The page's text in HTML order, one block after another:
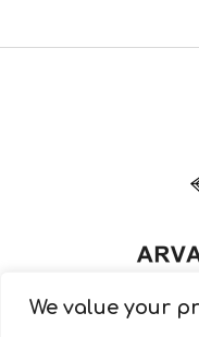
We value your
© 2022